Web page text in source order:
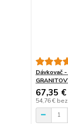
Dávkovač
67,35 €
54,76 €